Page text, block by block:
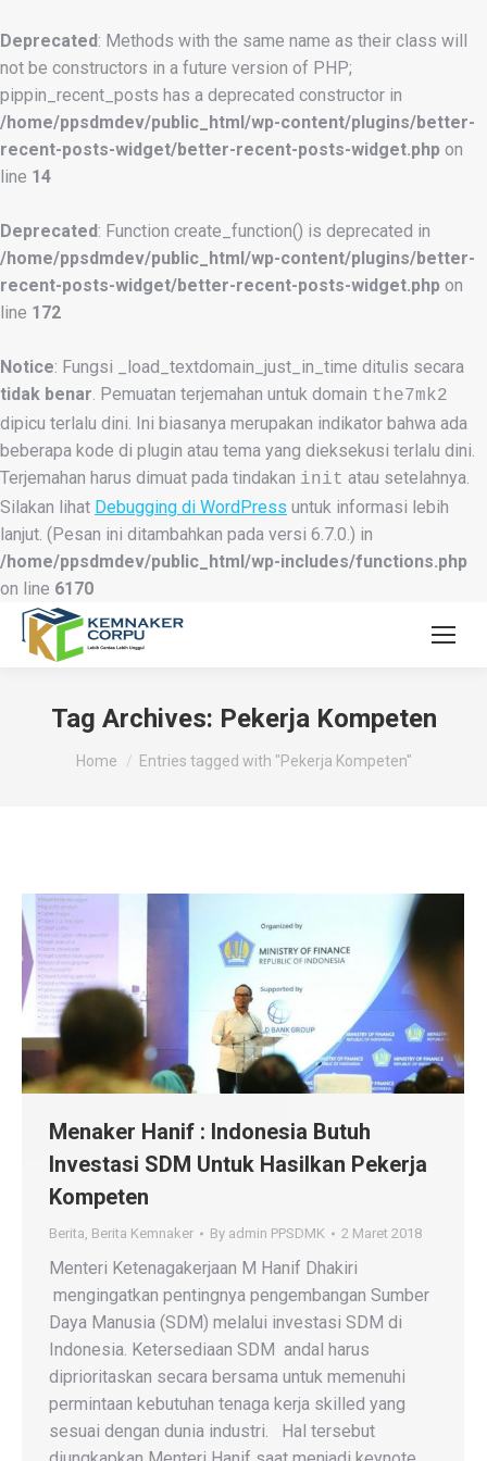
Deprecated: Methods with the same name as their class will
not be constructors in a future version of PHP;
pippin_recent_posts has a deprecated constructor in
/home/ppsdmdev/public_html/wp-content/plugins/better-
recent-posts-widget/better-recent-posts-widget.php on
line 14
Deprecated: Function create_function() is deprecated in
/home/ppsdmdev/public_html/wp-content/plugins/better-
recent-posts-widget/better-recent-posts-widget.php on
line 172
Notice: Fungsi _load_textdomain_just_in_time ditulis secara
tidak benar. Pemuatan terjemahan untuk domain the7mk2
dipicu terlalu dini. Ini biasanya merupakan indikator bahwa ada
beberapa kode di plugin atau tema yang dieksekusi terlalu dini.
Terjemahan harus dimuat pada tindakan init atau setelahnya.
Silakan lihat Debugging di WordPress untuk informasi lebih
lanjut. (Pesan ini ditambahkan pada versi 6.7.0.) in
/home/ppsdmdev/public_html/wp-includes/functions.php
on line 6170
Tag Archives: Pekerja Kompeten
You are here:
Home Entries tagged with "Pekerja Kompeten"
Menaker Hanif : Indonesia Butuh
Investasi SDM Untuk Hasilkan Pekerja
Kompeten
Berita, Berita Kemnaker By admin PPSDMK 2 Maret 2018
Menteri Ketenagakerjaan M Hanif Dhakiri
mengingatkan pentingnya pengembangan Sumber
Daya Manusia (SDM) melalui investasi SDM di
Indonesia. Ketersediaan SDM andal harus
diprioritaskan secara bersama untuk memenuhi
permintaan kebutuhan tenaga kerja skilled yang
sesuai dengan dunia industri. Hal tersebut